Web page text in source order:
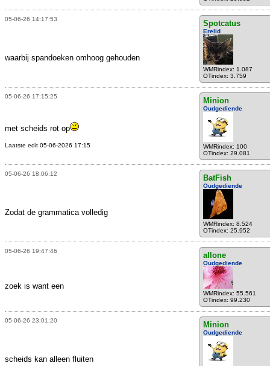
05-06-26 14:17:53 Spotcatus
Erelid
WMRindex: 1.087
OTindex: 3.759
waarbij spandoeken omhoog gehouden
05-06-26 17:15:25 Minion
Oudgediende
WMRindex: 100
OTindex: 29.081
met scheids rot op
Laatste edit 05-06-2026 17:15
05-06-26 18:06:12 BatFish
Oudgediende
WMRindex: 8.524
OTindex: 25.952
Zodat de grammatica volledig
05-06-26 19:47:46 allone
Oudgediende
WMRindex: 55.561
OTindex: 99.230
zoek is want een
05-06-26 23:01:20 Minion
Oudgediende
scheids kan alleen fluiten